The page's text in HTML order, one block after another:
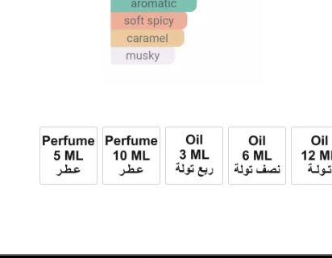
12ml زيت تولة 6ml زيت نصف تولة 3ml زيت ربع تولة عطر 10ml عطر 5ml